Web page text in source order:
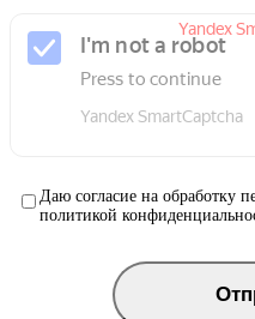
Даю согласие на обработку
политикой